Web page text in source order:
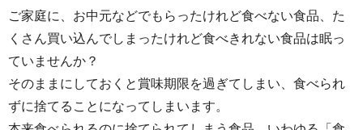
ご家庭に、お中元などでもらったけれど食べない食品、た
くさん買い込んでしまったけれど食べきれない食品は眠っ
ていませんか？
そのままにしておくと賞味期限を過ぎてしまい、食べられ
ずに捨てることになってしまいます。